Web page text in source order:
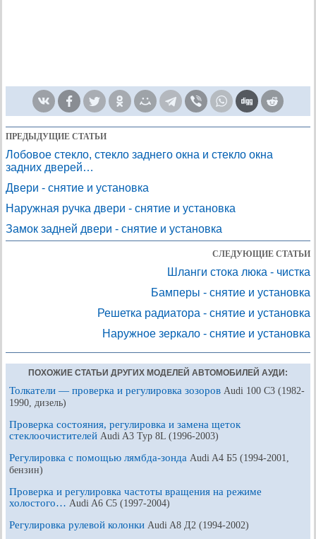
ПРЕДЫДУЩИЕ СТАТЬИ
Лобовое стекло, стекло заднего окна и стекло окна
задних дверей…
Двери - снятие и установка
Наружная ручка двери - снятие и установка
Замок задней двери - снятие и установка
СЛЕДУЮЩИЕ СТАТЬИ
Шланги стока люка - чистка
Бамперы - снятие и установка
Решетка радиатора - снятие и установка
Наружное зеркало - снятие и установка
ПОХОЖИЕ СТАТЬИ ДРУГИХ МОДЕЛЕЙ АВТОМОБИЛЕЙ АУДИ:
Толкатели — проверка и регулировка зозоров Audi 100 С3 (1982-
1990, дизель)
Проверка состояния, регулировка и замена щеток
стеклоочистителей Audi A3 Typ 8L (1996-2003)
Регулировка с помощью лямбда-зонда Audi A4 Б5 (1994-2001,
бензин)
Проверка и регулировка частоты вращения на режиме
холостого… Audi A6 С5 (1997-2004)
Регулировка рулевой колонки Audi A8 Д2 (1994-2002)